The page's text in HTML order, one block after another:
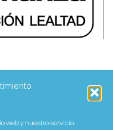
web y nuestro servicio.